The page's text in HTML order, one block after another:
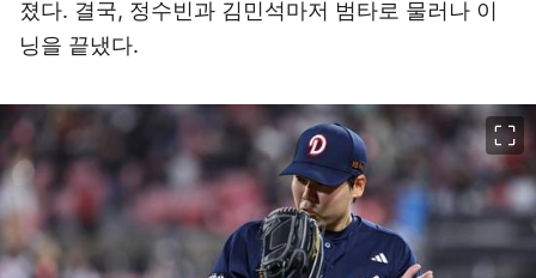
졌다. 결국, 정수빈과 김민석마저 범타로 물러나 이
닝을 끝냈다.